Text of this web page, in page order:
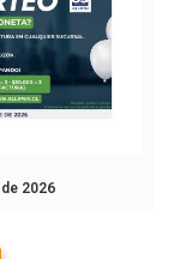
2026